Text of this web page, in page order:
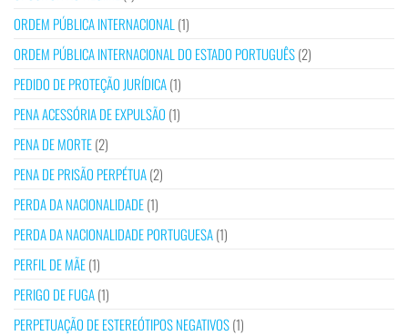
ORDEM PÚBLICA INTERNACIONAL (1)
ORDEM PÚBLICA INTERNACIONAL DO ESTADO PORTUGUÊS(2)
PEDIDO DE PROTEÇÃO JURÍDICA(1)
PENA ACESSÓRIA DE EXPULSÃO (1)
PENA DE MORTE(2)
PENA DE PRISÃO PERPÉTUA(2)
PERDA DA NACIONALIDADE(1)
PERDA DA NACIONALIDADE PORTUGUESA(1)
PERFIL DE MÃE(1)
PERIGO DE FUGA(1)
PERPETUAÇÃO DE ESTEREÓTIPOS NEGATIVOS(1)